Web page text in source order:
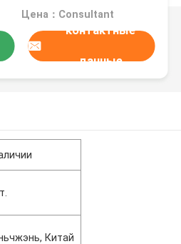
2:1 10Ohm
Цена：Consultant
контактные
данные
Китай